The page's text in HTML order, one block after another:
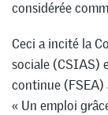
considérée
Ceci a incité la
sociale (CSIAS)
continue
« Un emploi